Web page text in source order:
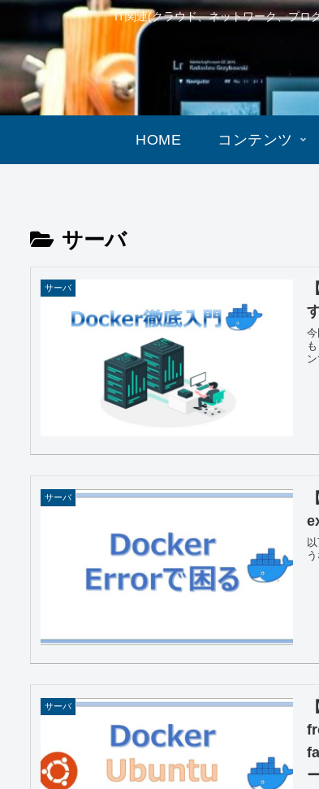
IT関連(クラウド、ネットワーク、プロ
HOME コンテンツ
サーバ
サーバ
サーバ
サーバ